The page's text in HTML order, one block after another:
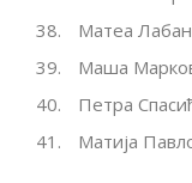
Матеа
Маша
Петра
Матија